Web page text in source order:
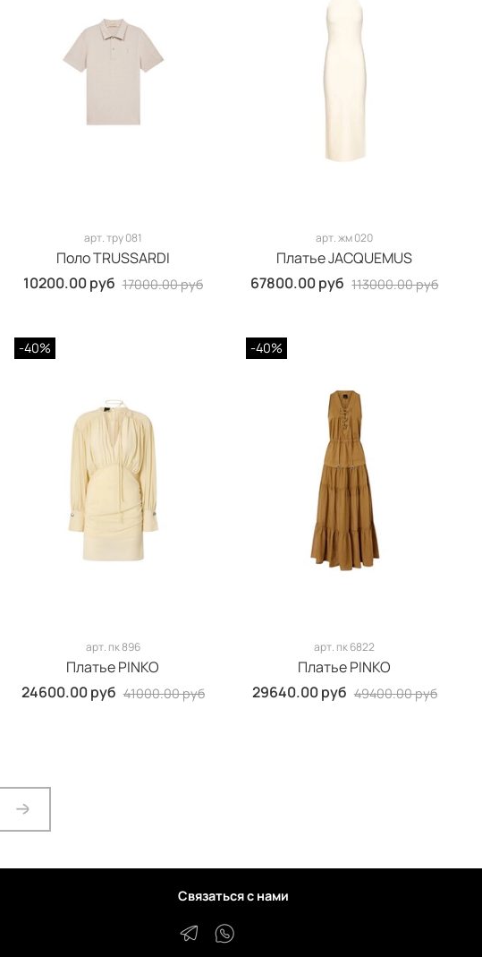
арт.тру 081
Поло TRUSSARDI
10200.00 руб 17000.00 руб
арт.жм 020
Платье JACQUEMUS
67800.00 руб 113000.00 руб
-40%
арт. пк 896
Платье PINKO
24600.00 руб 41000.00 руб
-40%
арт. пк 6822
Платье PINKO
29640.00 руб 49400.00 руб
Связаться с нами